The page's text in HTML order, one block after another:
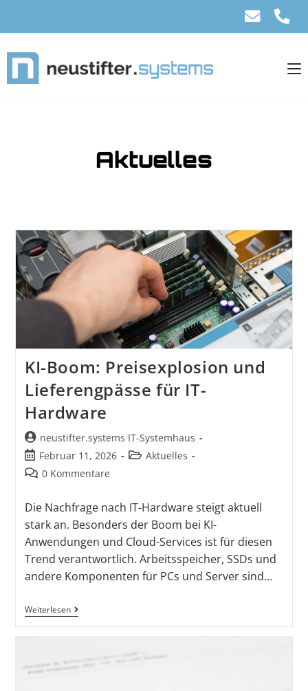
Aktuelles
KI-Boom: Preisexplosion und
Lieferengpässe für IT-
Hardware
neustifter.systems IT-Systemhaus
Februar 11, 2026
Aktuelles
0 Kommentare
Die Nachfrage nach IT-Hardware steigt aktuell
stark an. Besonders der Boom bei KI-
Anwendungen und Cloud-Services ist für diesen
Trend verantwortlich. Arbeitsspeicher, SSDs und
andere Komponenten für PCs und Server sind…
Weiterlesen